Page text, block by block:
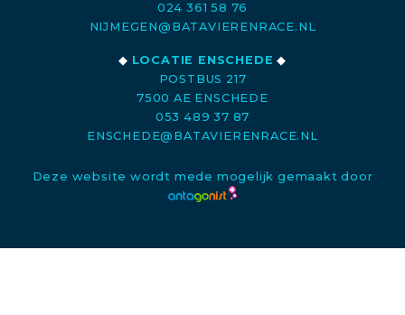
024 361 58 76
NIJMEGEN@BATAVIERENRACE.NL
◆ LOCATIE ENSCHEDE ◆
POSTBUS 217
7500 AE ENSCHEDE
053 489 37 87
ENSCHEDE@BATAVIERENRACE.NL
Deze website wordt mede mogelijk gemaakt door